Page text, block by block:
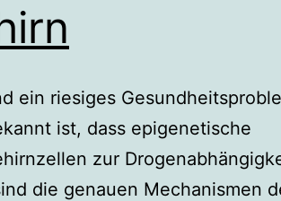
ein riesiges
ist, dass epigenetische
zur
die genauen Mechanismen